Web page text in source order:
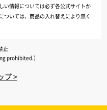
い情報については必ず各公式サイトか
ついては、商品の入れ替えにより無く
止
prohibited.）
プ >